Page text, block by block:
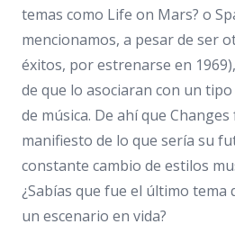
temas como Life on Mars? o
mencionamos, a pesar de ser
éxitos, por estrenarse en
de que lo asociaran con un
de música. De ahí que
manifiesto de lo que sería su
constante cambio de estilos
¿Sabías que fue el último
un escenario en vida?